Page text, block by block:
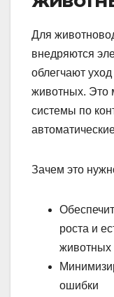
Для
внедряются
облегчают
животных. Это
системы по
Зачем это
роста и
животных
ошибки